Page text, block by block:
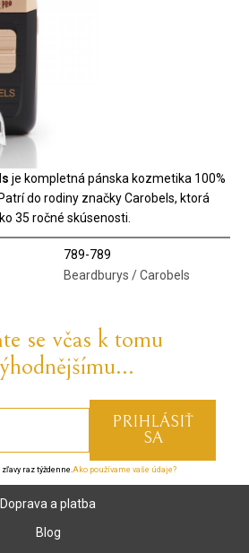
je kompletná pánska kozmetika 100%
do rodiny značky Carobels, ktorá
35 ročné skúsenosti.
789-789
Beardburys / Carobels
se včas k tomu
raz týždenne.Ako používame vaše údaje?
Doprava a platba
Blog